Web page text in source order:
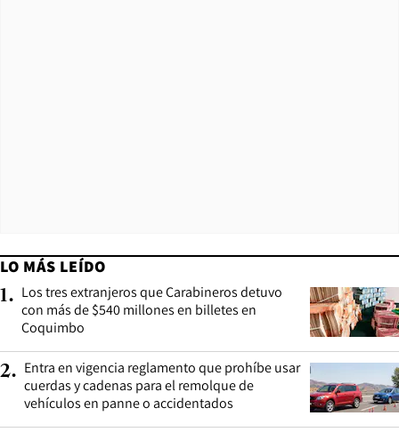
LO MÁS LEÍDO
1. Los tres extranjeros que Carabineros detuvo
con más de $540 millones en billetes en
Coquimbo
2. Entra en vigencia reglamento que prohíbe usar
cuerdas y cadenas para el remolque de
vehículos en panne o accidentados